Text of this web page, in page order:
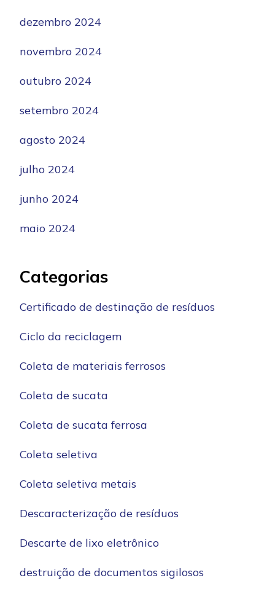
dezembro 2024
novembro 2024
outubro 2024
setembro 2024
agosto 2024
julho 2024
junho 2024
maio 2024
Categorias
Certificado de destinação de resíduos
Ciclo da reciclagem
Coleta de materiais ferrosos
Coleta de sucata
Coleta de sucata ferrosa
Coleta seletiva
Coleta seletiva metais
Descaracterização de resíduos
Descarte de lixo eletrônico
destruição de documentos sigilosos